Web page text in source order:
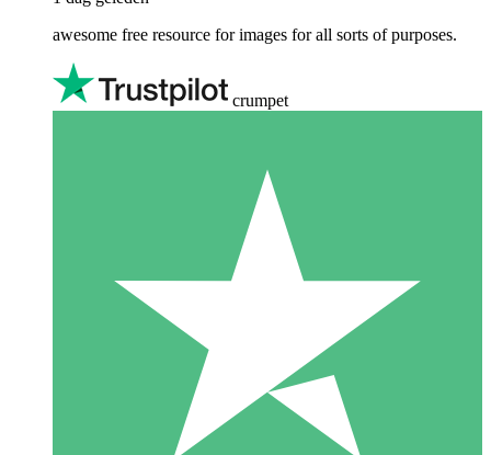
awesome free resource for images for all sorts of purposes.
crumpet